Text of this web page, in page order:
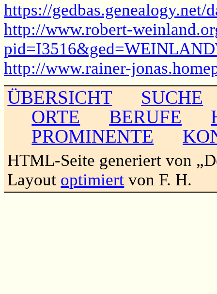
https://gedbas.genealogy.net/
http://www.robert-
http://www.rainer-
ÜBERSICHT
SUCHE
ORTE
BERUFE
PROMINENTE
HTML-Seite generiert von
Layout optimiert von F. H.